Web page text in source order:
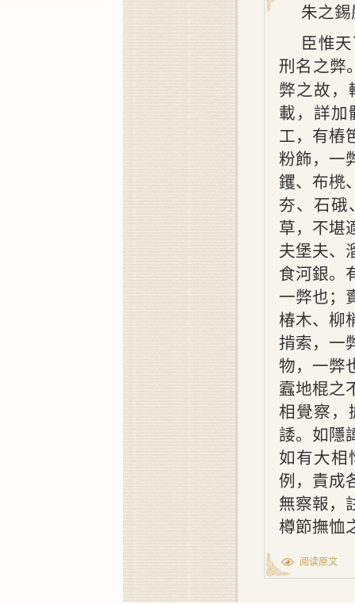
朱之錫
臣惟
刑名之弊
弊之故，
載，詳加
工，有樁
粉飾，一
钁、布橷
夯、石硪
草，不堪
夫堡夫、
食河銀。
一弊也；
椿木、柳
掯索，一
物，一弊
蠧地棍之
相覺察，
諉。如隱
如有大相
例，責成
無察報，
樽節撫恤
阅读原文